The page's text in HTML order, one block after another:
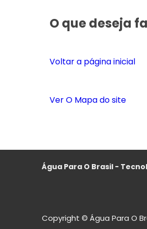
O que deseja
Voltar a página inicial
Ver O Mapa do site
Água Para O Brasil -
Copyright © Água Para O